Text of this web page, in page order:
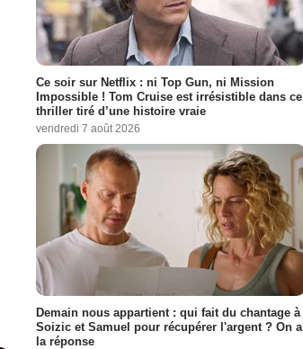
Ce soir sur Netflix : ni Top Gun, ni Mission
Impossible ! Tom Cruise est irrésistible dans ce
thriller tiré d’une histoire vraie
vendredi 7 août 2026
Demain nous appartient : qui fait du chantage à
Soizic et Samuel pour récupérer l'argent ? On a
la réponse